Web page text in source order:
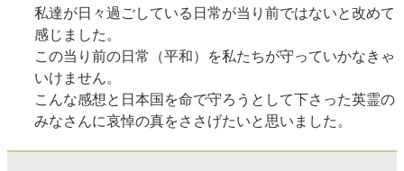
私達が日々過ごしている日常が当り前ではないと改めて
感じました。
この当り前の日常（平和）を私たちが守っていかなきゃ
いけません。
こんな感想と日本国を命で守ろうとして下さった英霊の
みなさんに哀悼の真をささげたいと思いました。